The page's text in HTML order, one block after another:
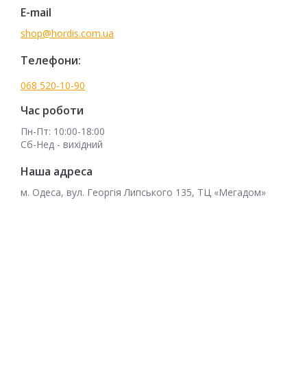
E-mail
shop@hordis.com.ua
Телефони:
068 520-10-90
Час роботи
Пн-Пт: 10:00-18:00
Сб-Нед - вихідний
Наша адреса
м. Одеса, вул. Георгія Липського 135, ТЦ «Мегадом»